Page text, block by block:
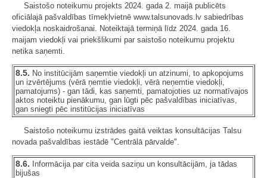
Saistošo noteikumu projekts 2024. gada 2. maijā publicēts
oficiālajā pašvaldības tīmekļvietnē www.talsunovads.lv sabiedrības
viedokļa noskaidrošanai. Noteiktajā termiņā līdz 2024. gada 16.
maijam viedokļi vai priekšlikumi par saistošo noteikumu projektu
netika saņemti.
8.5. No institūcijām saņemtie viedokļi un atzinumi, to apkopojums
un izvērtējums (vērā ņemtie viedokļi, vērā neņemtie viedokļi,
pamatojums) - gan tādi, kas saņemti, pamatojoties uz normatīvajos
aktos noteiktu pienākumu, gan lūgti pēc pašvaldības iniciatīvas,
gan sniegti pēc institūcijas iniciatīvas
Saistošo noteikumu izstrādes gaitā veiktas konsultācijas Talsu
novada pašvaldības iestādē "Centrālā pārvalde".
8.6. Informācija par cita veida saziņu un konsultācijām, ja tādas
bijušas